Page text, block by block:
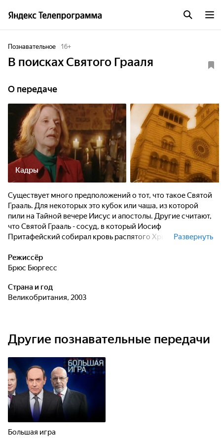
Познавательное 16+
В поисках Святого Грааля
О передаче
Кадры
Существует много предположений о тот, что такое Святой
Грааль. Для некоторых это кубок или чаша, из которой
пили на Тайной вечере Иисус и апостолы. Другие считают,
что Святой Грааль - сосуд, в который Иосиф
Притафейский собирал кровь распятого Христа. Для
символом духовного поиска. Но мог ли на самом деле
подобный предмет сохраниться на протяжении двух
Развернуть
Режиссёр
Брюс Бюргесс
Страна и год
Великобритания, 2003
Другие познавательные передачи
Большая игра